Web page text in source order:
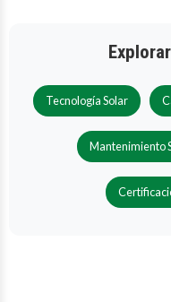
Tecnología Solar
Mantenimiento